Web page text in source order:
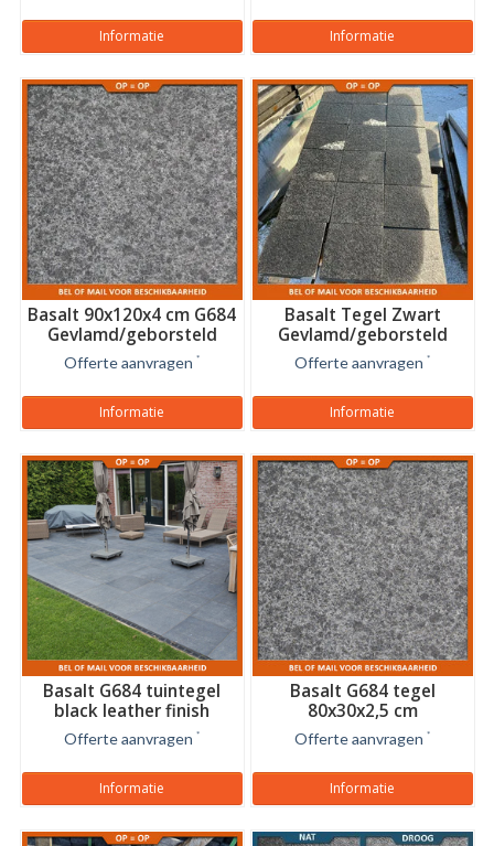
Informatie Informatie
Basalt 90x120x4 cm G684
Gevlamd/geborsteld
Offerte aanvragen *
Informatie
Basalt Tegel Zwart
Gevlamd/geborsteld
20x20x2 cm
Offerte aanvragen *
Informatie
Basalt G684 tuintegel
black leather finish
Offerte aanvragen *
Informatie
Basalt G684 tegel
80x30x2,5 cm
Gevlamd/geborsteld
Offerte aanvragen *
Informatie